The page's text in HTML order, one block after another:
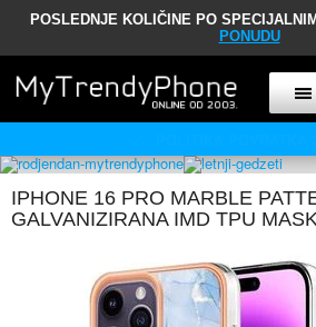
POSLEDNJE KOLIČINE PO
PONUDU
IPHONE 16 PRO MARBLE
GALVANIZIRANA IMD TPU